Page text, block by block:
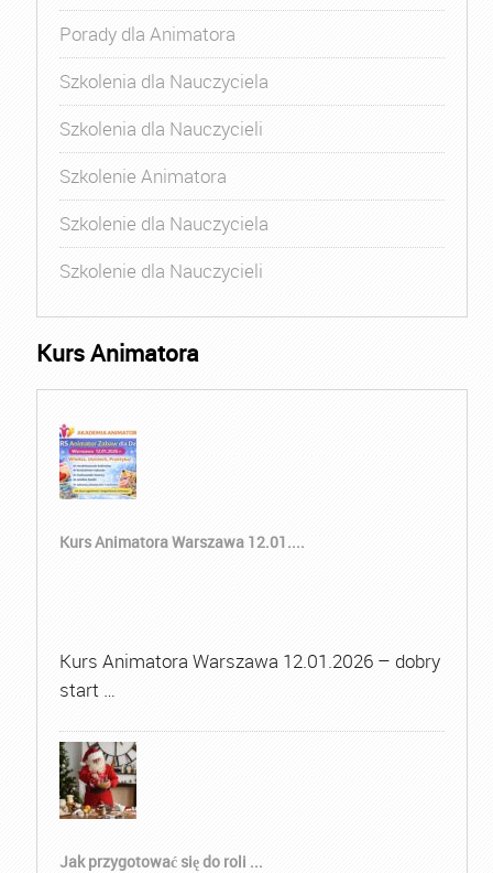
Porady dla Animatora
Szkolenia dla Nauczyciela
Szkolenia dla Nauczycieli
Szkolenie Animatora
Szkolenie dla Nauczyciela
Szkolenie dla Nauczycieli
Kurs Animatora
Kurs Animatora Warszawa 12.01....
Kurs Animatora Warszawa 12.01.2026 – dobry
start …
Jak przygotować się do roli ...